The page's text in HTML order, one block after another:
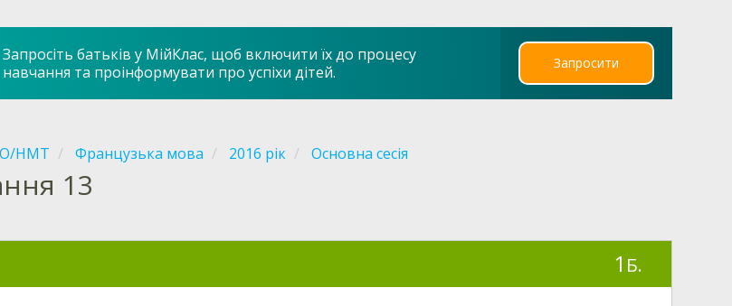
Запросіть батьків у МійКлас, щоб включити їх до процесу
навчання та проінформувати про успіхи дітей.
Запросити
НМТ Французька мова 2016 рік Основна сесія
13
1 Б.